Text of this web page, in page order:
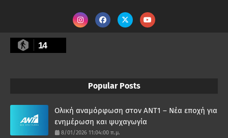
14
Popular Posts
Ολική αναμόρφωση στον ΑΝΤ1 – Νέα εποχή για
ενημέρωση και ψυχαγωγία
8/01/2026 11:04:00 π.μ.